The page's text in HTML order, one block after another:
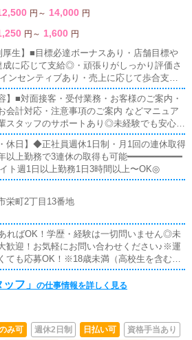
円 ～ 14,000 円
円 ～ 1,600 円
厚生】■目標必達ボーナスあり・店舗目標や
成に応じて支給◎・頑張りがしっかり評価さ
ンセンティブあり・売上に応じて歩合支
レクトに収入へ反映されます■試用期間あ
研修・試用期間あり・未経験でも安心してス
す■日払いOK・急な出費にも対応可能・働い
に受け取りOK◎■給与手渡し・振込待ちなし
に応じて手渡し対応可能■社員寮完備・即入
あり・新生活のスタートもサポートします
】■対面接客・受付業務・お客様のご案内・
会計対応・注意事項のご案内 などマニュア
スタッフのサポートあり◎未経験でも安心し
きます！━━━━━━━━━━━━■キャスト管理・キ
サポート業務・写メ日記などのPR方法アド
すれば稼げるか」を一緒に考えるお仕事です
更新業務・ヘブンネット等の情報
作業なので、PCが苦手でも問題ありません
に過ごせる環境づくりをお願いします♪
休日】◆正社員週休1日制・月1回の連休取得
以上勤務で3連休の取得も可能━━━━━━━━━━
ト週1日以上勤務1日3時間以上〜OK◎
栄町2丁目13番地
ればOK！学歴・経験は一切問いません◎未
歓迎！お気軽にお問い合わせください♪※運
ても応募OK！※18歳未満（高校生を含む）
断りしております。
フ」 の仕事情報を詳しく見る
み可 週休2日制 日払い可
資格手当あり